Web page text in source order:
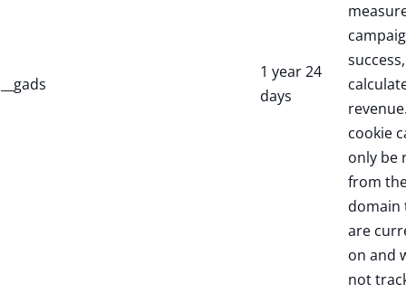
__gads
1 year 24
days
cookie
only be
from
domain
are
on and
not